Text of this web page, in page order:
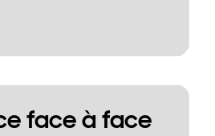
face à face